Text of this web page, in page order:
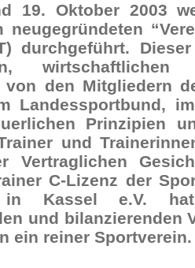
19. Oktober 2003
neugegründeten
durchgeführt.
von den Mitgliedern
Landessportbund,
Prinzipien
und
Vertraglichen
C-Lizenz der
in Kassel e.V.
und bilanzierenden
ein reiner Sportverein.